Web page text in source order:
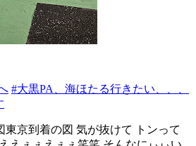
#大黒PA、海ほたる行きたい、、、
東京到着の図 気が抜けて トンって